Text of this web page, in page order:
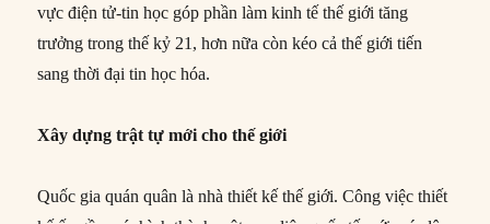
vực điện tử-tin học góp phần làm kinh tế thế giới tăng
trưởng trong thế kỷ 21, hơn nữa còn kéo cả thế giới tiến
sang thời đại tin học hóa.
Xây dựng trật tự mới cho thế giới
Quốc gia quán quân là nhà thiết kế thế giới. Công việc thiết